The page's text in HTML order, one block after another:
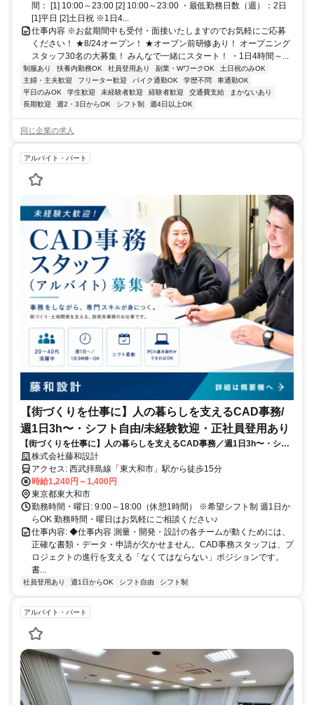
間： [1] 10:00～23:00 [2] 10:00～23:00 ・最低勤務日数（週）：2日
[1]平日 [2]土日祝 ※1日4...
仕事内容 ※お盆期間中も受付・面接いたしますのでお気軽にご応募
ください！ ★8/24オープン！ ★オープン前研修あり！ オープニング
スタッフ30名の大募集！ みんなで一緒にスタート！ ・1日4時間～...
制服あり 扶養内勤務OK 社員登用あり 副業・WワークOK
土日祝のみOK
主婦・主夫歓迎
フリーター歓迎 バイク通勤OK 学歴不問
車通勤OK
平日のみOK
学生歓迎 未経験者歓迎 経験者歓迎 交通費支給
まかないあり
長期歓迎
週2・3日からOK シフト制 週4日以上OK
同じ企業の求人
アルバイト・パート
【街づくりを仕事に】人の暮らしを支えるCAD事務/
週1日3h〜・シフト自由/未経験歓迎・正社員登用あり
【街づくりを仕事に】人の暮らしを支えるCAD事務／週1日3h〜・シフ
ト自由／未経験歓迎・正社員登用あり
株式会社藤和設計
アクセス: 西武拝島線「東大和市」駅から徒歩15分
時給1,240円～1,400円
東京都東大和市
勤務時間・曜日: 9:00～18:00（休憩1時間） ※希望シフト制 週1日か
らOK 勤務時間・曜日はお気軽にご相談ください♪
仕事内容: ◆仕事内容 測量・開発・設計の各チームが動くためには、
正確な書類・データ・申請が欠かせません。CAD事務スタッフは、プ
ロジェクトの進行を支える「なくてはならない」ポジションです。
書...
社員登用あり 週1日からOK シフト自由 シフト制
アルバイト・パート